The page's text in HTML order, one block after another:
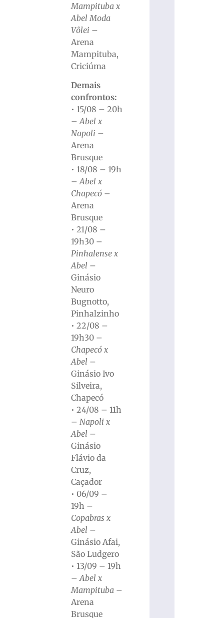
Mampituba x
Abel Moda
Vôlei –
Arena
Mampituba,
Criciúma
Demais
confrontos:
• 15/08 – 20h
–Abel x
Napoli –
Arena
Brusque
• 18/08 – 19h
–Abel x
Chapecó –
Arena
Brusque
• 21/08 –
19h30 –
Pinhalense x
Abel –
Ginásio
Neuro
Bugnotto,
Pinhalzinho
• 22/08 –
19h30 –
Chapecó x
Abel –
Ginásio Ivo
Silveira,
Chapecó
• 24/08 – 11h
–Napoli x
Abel –
Ginásio
Flávio da
Cruz,
Caçador
• 06/09 –
19h –
Copabras x
Abel –
Ginásio Afai,
São Ludgero
• 13/09 – 19h
–Abel x
Mampituba –
Arena
Brusque